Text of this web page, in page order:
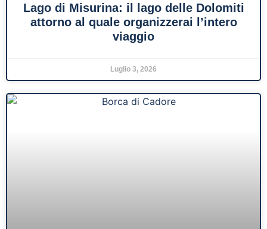
Lago di Misurina: il lago delle Dolomiti
attorno al quale organizzerai l’intero
viaggio
Luglio 3, 2026